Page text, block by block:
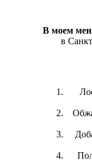
В моем
в